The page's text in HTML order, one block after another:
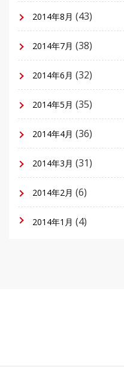
2014年8月 (43)
2014年7月 (38)
2014年6月 (32)
2014年5月 (35)
2014年4月 (36)
2014年3月 (31)
2014年2月 (6)
2014年1月 (4)